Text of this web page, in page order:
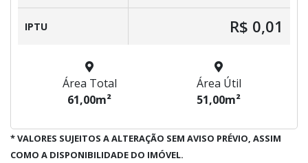
IPTU R$ 0,01
Área Total
61,00m²
Área Útil
51,00m²
* VALORES SUJEITOS A ALTERAÇÃO SEM AVISO PRÉVIO, ASSIM
COMO A DISPONIBILIDADE DO IMÓVEL.